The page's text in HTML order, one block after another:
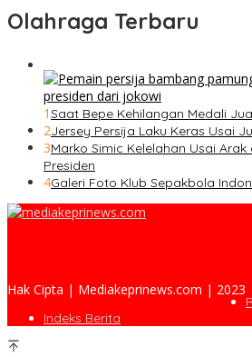
Olahraga Terbaru
1Saat Bepe Kehilangan Medali
2Jersey Persija Laku Keras Usai
3Marko Simic Kelelahan Usai
Presiden
4Galeri Foto Klub Sepakbola
Hak Cipta | Mediakeprinews.com | 2023
Indeks Berita